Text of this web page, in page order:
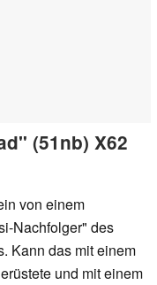
(51nb) X62
von einem
Nachfolger" des
Kann das mit einem
und mit einem